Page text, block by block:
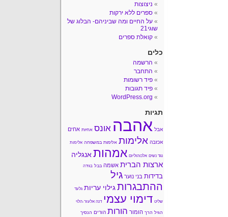
ניצוצות
ספרים ללא ירקות
על החיים ומה שביניהם- הבלוג של
שוגי21
קואלת ספרים
כלים
הרשמה
התחבר
פיד רשומות
פיד תגובות
WordPress.org
תגיות
אבל אהבה אונס אחיות אחים
אכזבה אלימות אלימות במשפחה אלימות
נגד נשים אלכוהוליזם אמהותאנגליה
ארצות הברית אשמה בבל בגידה
בדידות בני נוער גיל
ההתבגרות גילוי עריות גלעד
שליט דימוי עצמי דנה אלעזר-הלוי
הגיל הרך הומור הורות הורים הנסיך